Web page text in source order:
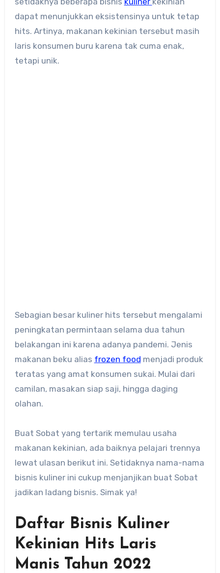
dapat menunjukkan eksistensinya untuk tetap
hits. Artinya, makanan kekinian tersebut masih
laris konsumen buru karena tak cuma enak,
tetapi unik.
Sebagian besar kuliner hits tersebut mengalami
peningkatan permintaan selama dua tahun
belakangan ini karena adanya pandemi. Jenis
makanan beku alias frozen food menjadi produk
teratas yang amat konsumen sukai. Mulai dari
camilan, masakan siap saji, hingga daging
olahan.
Buat Sobat yang tertarik memulau usaha
makanan kekinian, ada baiknya pelajari trennya
lewat ulasan berikut ini. Setidaknya nama-nama
bisnis kuliner ini cukup menjanjikan buat Sobat
jadikan ladang bisnis. Simak ya!
Daftar Bisnis Kuliner
Kekinian Hits Laris
Manis Tahun 2022